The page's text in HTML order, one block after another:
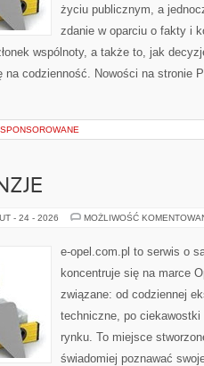
życiu publicznym, a
zdanie w oparciu o fakty i
wspólnoty, a także to, jak
na codzienność. Nowości na stronie
- 24 - 2026 MOŻLIWOŚĆ
e-opel.com.pl to serwis o
koncentruje się na marce
związane: od codziennej
techniczne, po
rynku. To miejsce
świadomiej poznawać